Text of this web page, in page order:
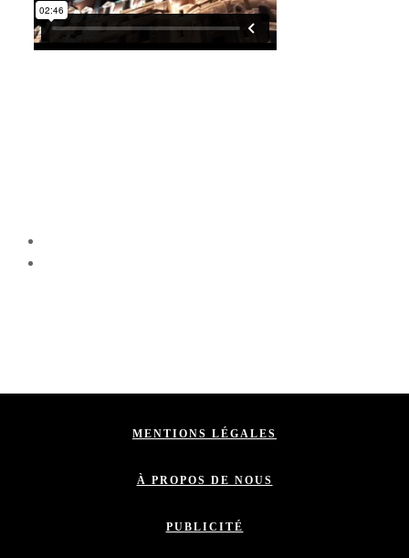
MENTIONS LÉGALES
À PROPOS DE NOUS
PUBLICITÉ